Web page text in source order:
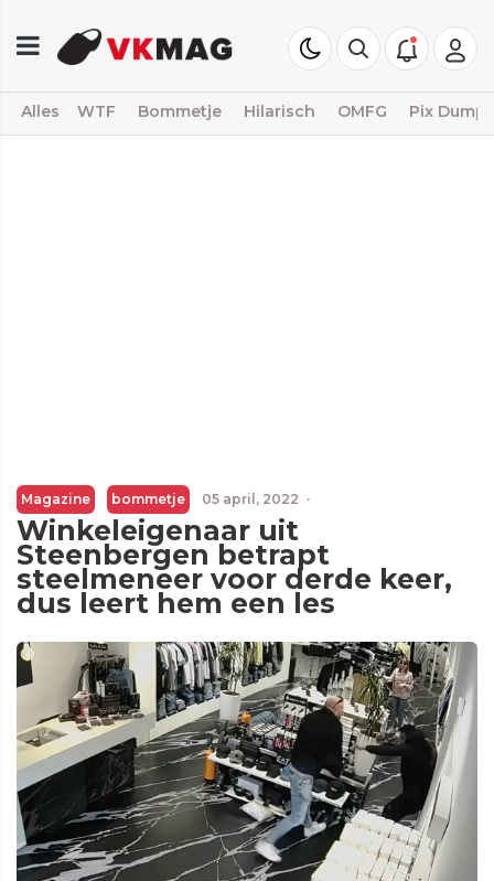
Alles WTF Bommetje Hilarisch OMFG Pix Dump
Magazine bommetje 05 april, 2022 ·
Winkeleigenaar uit
Steenbergen betrapt
steelmeneer voor derde keer,
dus leert hem een les